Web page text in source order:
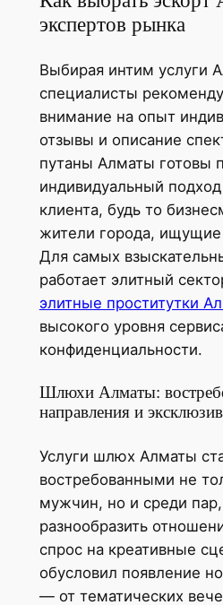
экспертов рынка
Выбирая интим услуги
специалисты
внимание на опыт
отзывы и описание
путаны Алматы готовы
индивидуальный
клиента, будь то
жители города,
Для самых
работает элитный
элитные проститутки
высокого уровня
конфиденциальности.
Шлюхи Алматы:
направления и
Услуги шлюх Алматы
востребованными не
мужчин, но и среди
разнообразить
спрос на креативные
обусловил появление
— от тематических